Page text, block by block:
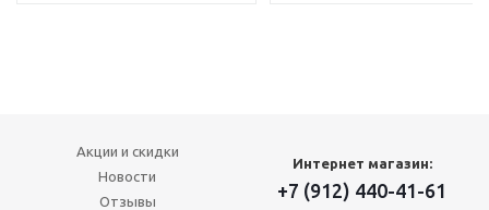
Акции и скидки
Новости
Отзывы
Интернет магазин:
+7 (912) 440-41-61